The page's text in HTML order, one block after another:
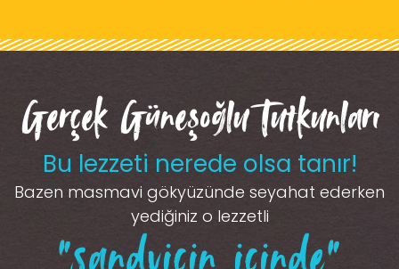
Gerçek Güneşoğlu Tutkunları
Bu lezzeti nerede olsa tanır!
Bazen masmavi gökyüzünde seyahat ederken
yediğiniz o lezzetli